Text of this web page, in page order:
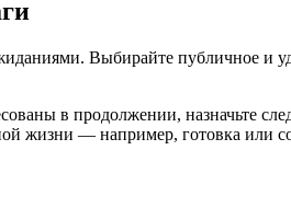
Выбирайте публичное и
в продолжении, назначьте
жизни — например, готовка или